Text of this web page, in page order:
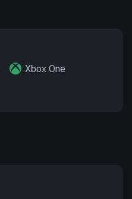
Xbox One